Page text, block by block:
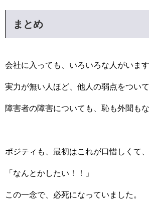
まとめ
会社に入っても、いろいろな人がいます
実力が無い人ほど、他人の弱点をついて
障害者の障害についても、恥も外聞も
ポジティも、最初はこれが口惜しくて、
「なんとかしたい！！」
この一念で、必死になっていました。